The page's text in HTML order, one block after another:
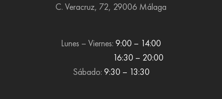
C. Veracruz, 72, 29006 Málaga
Lunes – Viernes: 9:00 – 14:00
16:30 – 20:00
Sábado: 9:30 – 13:30